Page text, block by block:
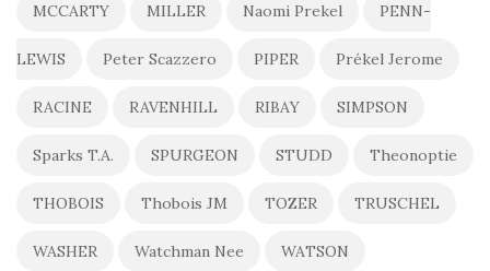
MCCARTY MILLER Naomi Prekel PENN-
LEWIS Peter Scazzero PIPER Prékel Jerome
RACINE RAVENHILL RIBAY SIMPSON
Sparks T.A. SPURGEON STUDD Theonoptie
THOBOIS Thobois JM TOZER TRUSCHEL
WASHER Watchman Nee WATSON